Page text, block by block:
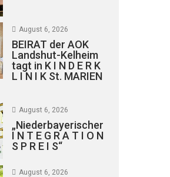
August 6, 2026
BEIRAT der AOK
Landshut-Kelheim
tagt in K I N D E R K
L I N I K St. MARIEN
August 6, 2026
„Niederbayerischer
I N T E G R A T I O N
S P R E I S“
August 6, 2026